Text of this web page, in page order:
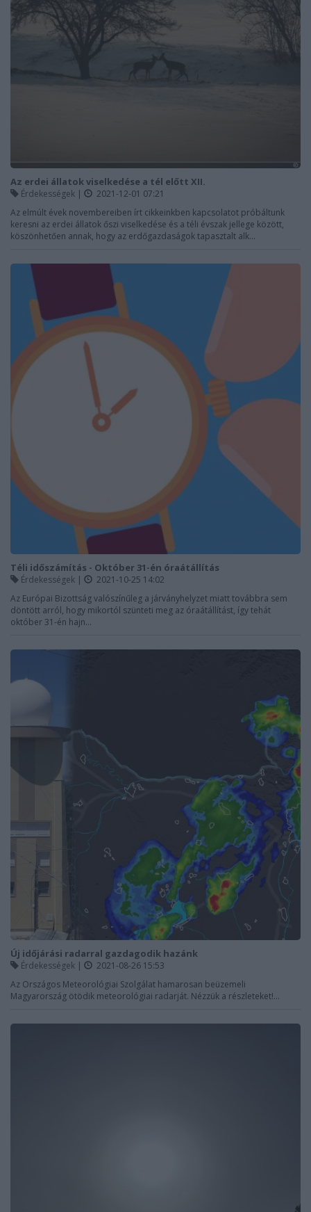
Az erdei állatok viselkedése a tél előtt XII.
Érdekességek |
2021-12-01 07:21
Az elmúlt évek novembereiben írt cikkeinkben kapcsolatot próbáltunk
keresni az erdei állatok őszi viselkedése és a téli évszak jellege között,
köszönhetően annak, hogy az erdőgazdaságok tapasztalt alk...
Téli időszámítás - Október 31-én óraátállítás
Érdekességek |
2021-10-25 14:02
Az Európai Bizottság valószínűleg a járványhelyzet miatt továbbra sem
döntött arról, hogy mikortól szünteti meg az óraátállítást, így tehát
október 31-én hajn...
Új időjárási radarral gazdagodik hazánk
Érdekességek |
2021-08-26 15:53
Az Országos Meteorológiai Szolgálat hamarosan beüzemeli
Magyarország ötödik meteorológiai radarját. Nézzük a részleteket!...